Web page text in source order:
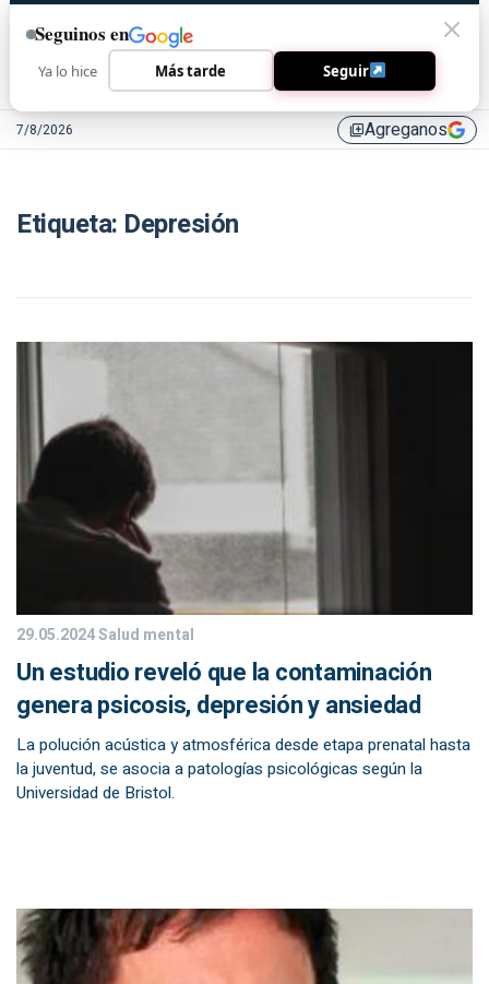
7/8/2026 library_addAgreganos
Etiqueta: Depresión
29.05.2024Salud mental
Un estudio reveló que la contaminación
genera psicosis, depresión y ansiedad
La polución acústica y atmosférica desde etapa prenatal hasta
la juventud, se asocia a patologías psicológicas según la
Universidad de Bristol.
Seguinos en
Ya lo hice Más tarde Seguir